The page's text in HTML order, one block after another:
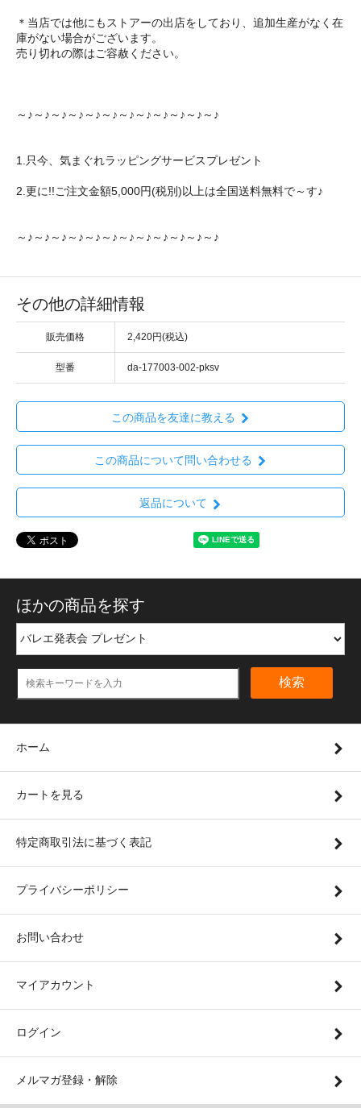
＊当店では他にもストアーの出店をしており、追加生産がなく在
庫がない場合がございます。
売り切れの際はご容赦ください。
～♪～♪～♪～♪～♪～♪～♪～♪～♪～♪～♪～♪
1.只今、気まぐれラッピングサービスプレゼント
2.更に!!ご注文金額5,000円(税別)以上は全国送料無料で～す♪
～♪～♪～♪～♪～♪～♪～♪～♪～♪～♪～♪～♪
その他の詳細情報
販売価格 2,420円(税込)
型番 da-177003-002-pksv
この商品を友達に教える
この商品について問い合わせる
返品について
ほかの商品を探す
検索
ホーム
カートを見る
特定商取引法に基づく表記
プライバシーポリシー
お問い合わせ
マイアカウント
ログイン
メルマガ登録・解除